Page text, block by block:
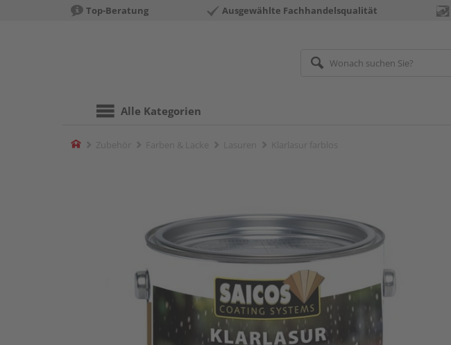
Top-Beratung Ausgewählte Fachhandelsqualität
Alle Kategorien
Home